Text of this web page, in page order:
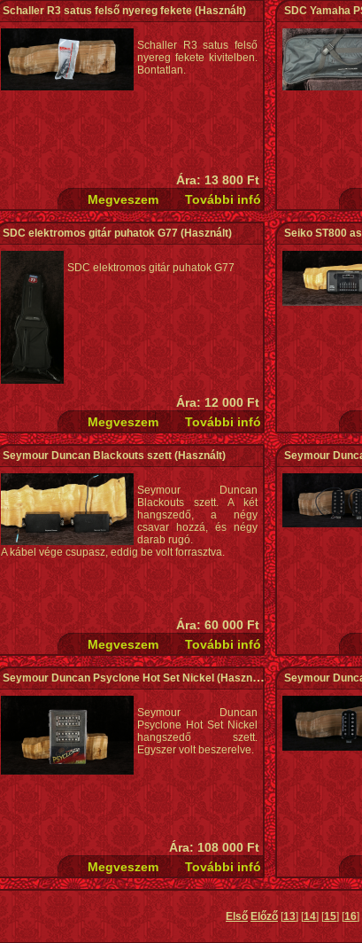
Schaller R3 satus felső nyereg fekete(Használt)
Schaller R3 satus felső
nyereg fekete kivitelben.
Bontatlan.
Ára: 13 800 Ft
SDC Yamaha
SDC elektromos gitár puhatok G77(Használt)
SDC elektromos gitár puhatok G77
Ára: 12 000 Ft
Seiko ST800
Seymour Duncan Blackouts szett(Használt)
Seymour Duncan
Blackouts szett. A két
hangszedő, a négy
csavar hozzá, és négy
darab rugó.
A kábel vége csupasz, eddig be volt forrasztva.
Ára: 60 000 Ft
Seymour
Seymour Duncan Psyclone Hot Set Nickel(Használt)
Seymour Duncan
Psyclone Hot Set Nickel
hangszedő szett.
Egyszer volt beszerelve.
Ára: 108 000 Ft
Seymour
Első Előző [13] [14] [15] [16]